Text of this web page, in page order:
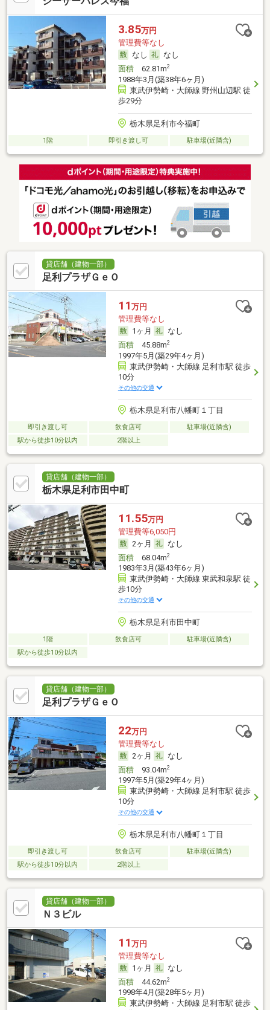
3.85万円
管理費等なし
なし
なし
面積62.81m2
1988年3月(築38年6ヶ月)
東武伊勢崎・大師線 野州山辺駅 徒
歩29分
栃木県足利市今福町
1階 即引き渡し可 駐車場(近隣含)
貸店舗（建物一部）
足利プラザＧｅＯ
11 万円
管理費等なし
1ヶ月
なし
面積45.88m2
1997年5月(築29年4ヶ月)
東武伊勢崎・大師線 足利市駅 徒歩
10分
その他の交通
栃木県足利市八幡町１丁目
即引き渡し可 飲食店可
駐車場(近隣含)
駅から徒歩10分以内
2階以上
貸店舗（建物一部）
栃木県足利市田中町
11.55万円
管理費等6,050円
2ヶ月
なし
面積68.04m2
1983年3月(築43年6ヶ月)
東武伊勢崎・大師線 東武和泉駅 徒
歩10分
その他の交通
栃木県足利市田中町
1階 飲食店可
駐車場(近隣含)
駅から徒歩10分以内
貸店舗（建物一部）
足利プラザＧｅＯ
22万円
管理費等なし
2ヶ月
なし
面積93.04m2
1997年5月(築29年4ヶ月)
東武伊勢崎・大師線 足利市駅 徒歩
10分
その他の交通
栃木県足利市八幡町１丁目
即引き渡し可 飲食店可
駐車場(近隣含)
駅から徒歩10分以内
2階以上
貸店舗（建物一部）
Ｎ３ビル
11 万円
管理費等なし
1ヶ月
なし
面積44.62m2
1998年4月(築28年5ヶ月)
東武伊勢崎・大師線 足利市駅 徒歩